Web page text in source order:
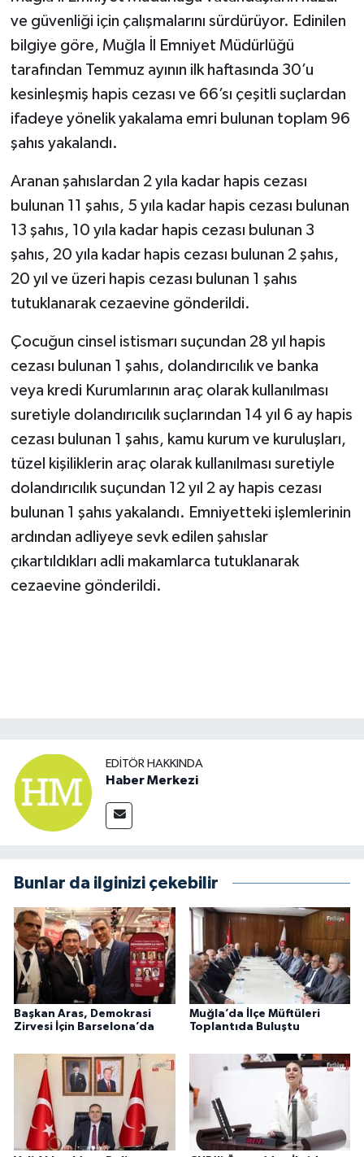
ve güvenliği için çalışmalarını sürdürüyor. Edinilen
bilgiye göre, Muğla İl Emniyet Müdürlüğü
tarafından Temmuz ayının ilk haftasında 30’u
kesinleşmiş hapis cezası ve 66’sı çeşitli suçlardan
ifadeye yönelik yakalama emri bulunan toplam 96
şahıs yakalandı.
Aranan şahıslardan 2 yıla kadar hapis cezası
bulunan 11 şahıs, 5 yıla kadar hapis cezası bulunan
13 şahıs, 10 yıla kadar hapis cezası bulunan 3
şahıs, 20 yıla kadar hapis cezası bulunan 2 şahıs,
20 yıl ve üzeri hapis cezası bulunan 1 şahıs
tutuklanarak cezaevine gönderildi.
Çocuğun cinsel istismarı suçundan 28 yıl hapis
cezası bulunan 1 şahıs, dolandırıcılık ve banka
veya kredi Kurumlarının araç olarak kullanılması
suretiyle dolandırıcılık suçlarından 14 yıl 6 ay hapis
cezası bulunan 1 şahıs, kamu kurum ve kuruluşları,
tüzel kişiliklerin araç olarak kullanılması suretiyle
dolandırıcılık suçundan 12 yıl 2 ay hapis cezası
bulunan 1 şahıs yakalandı. Emniyetteki işlemlerinin
ardından adliyeye sevk edilen şahıslar
çıkartıldıkları adli makamlarca tutuklanarak
cezaevine gönderildi.
EDITÖR HAKKINDA
Haber Merkezi
Bunlar da ilginizi çekebilir
Başkan Aras, Demokrasi
Zirvesi İçin Barselona’da
Muğla’da İlçe Müftüleri
Toplantıda Buluştu